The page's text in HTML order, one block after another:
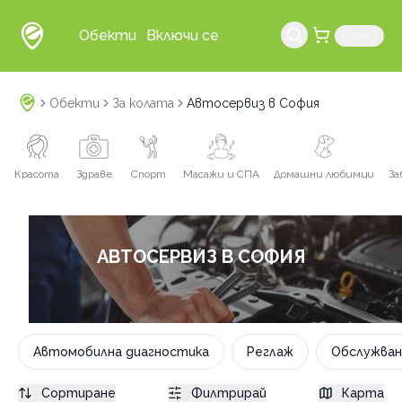
Обекти Включи се
Обекти За колата Автосервиз в София
Красота Здраве Спорт Масажи и СПА Домашни любимци
АВТОСЕРВИЗ В СОФИЯ
Автомобилна диагностика Реглаж
Сортиране Филтрирай Карта